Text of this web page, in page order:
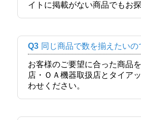
イトに掲載がない商品でもお
Q3 同じ商品で数を揃えたい
お客様のご要望に合った商品
店・ＯＡ機器取扱店とタイア
わせください。